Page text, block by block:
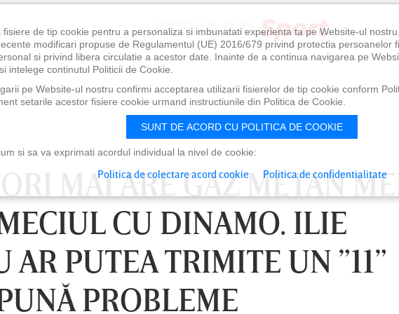
MAI ARE GAZ METAN
CU DINAMO. ILIE
AR PUTEA TRIMITE UN ”11”
PROBLEME
LUNI 10 AUG, 21:30 VINERI 07 AUG, 21:00
fisiere de tip cookie pentru a personaliza si imbunatati experienta ta pe Website-ul
modificari propuse de Regulamentul (UE) 2016/679 privind protectia persoanelor
si privind libera circulatie a acestor date. Inainte de a continua navigarea pe
intelege continutul Politicii de Cookie.
pe Website-ul nostru confirmi acceptarea utilizarii fisierelor de tip cookie conform
setarile acestor fisiere cookie urmand instructiunile din Politica de Cookie.
SUNT DE ACORD CU POLITICA DE COOKIE
si sa va exprimati acordul individual la nivel de cookie:
Politica de colectare acord cookie Politica de confidentialitate